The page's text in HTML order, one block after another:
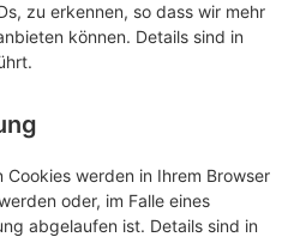
zu erkennen, so dass wir mehr
können. Details sind in
werden in Ihrem Browser
oder, im Falle eines
abgelaufen ist. Details sind in